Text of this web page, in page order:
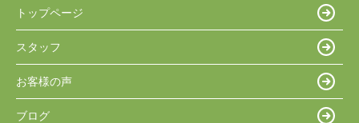
トップページ
スタッフ
お客様の声
ブログ